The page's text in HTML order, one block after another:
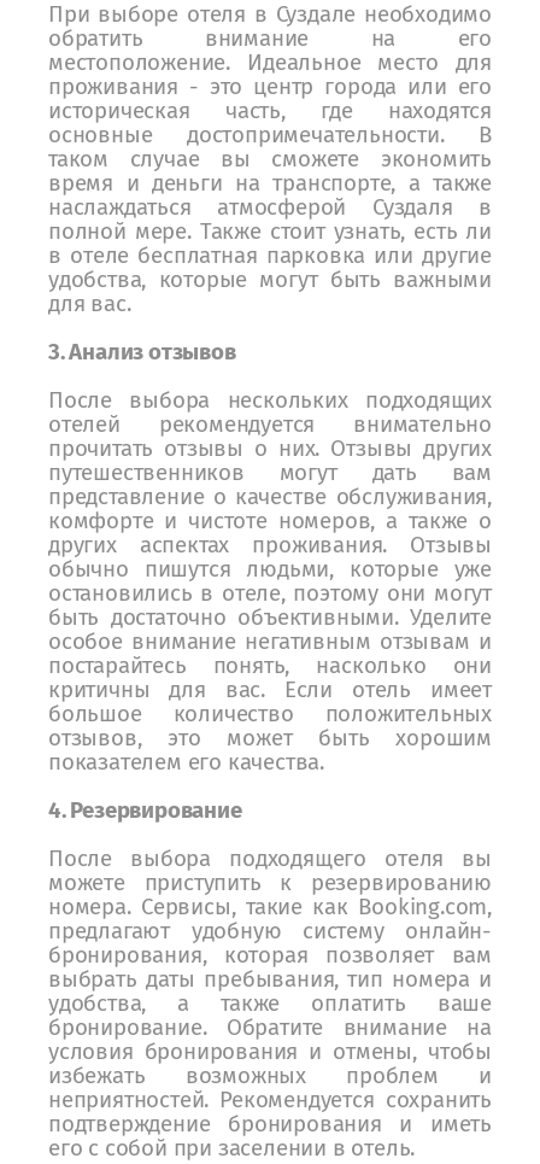
При выборе отеля в Суздале необходимо
обратить внимание на его
местоположение. Идеальное место для
проживания - это центр города или его
историческая часть, где находятся
основные достопримечательности. В
таком случае вы сможете экономить
время и деньги на транспорте, а также
наслаждаться атмосферой Суздаля в
полной мере. Также стоит узнать, есть ли
в отеле бесплатная парковка или другие
удобства, которые могут быть важными
для вас.
3. Анализ отзывов
После выбора нескольких подходящих
отелей рекомендуется внимательно
прочитать отзывы о них. Отзывы других
путешественников могут дать вам
представление о качестве обслуживания,
комфорте и чистоте номеров, а также о
других аспектах проживания. Отзывы
обычно пишутся людьми, которые уже
остановились в отеле, поэтому они могут
быть достаточно объективными. Уделите
особое внимание негативным отзывам и
постарайтесь понять, насколько они
критичны для вас. Если отель имеет
большое количество положительных
отзывов, это может быть хорошим
показателем его качества.
4. Резервирование
После выбора подходящего отеля вы
можете приступить к резервированию
номера. Сервисы, такие как Booking.com,
предлагают удобную систему онлайн-
бронирования, которая позволяет вам
выбрать даты пребывания, тип номера и
удобства, а также оплатить ваше
бронирование. Обратите внимание на
условия бронирования и отмены, чтобы
избежать возможных проблем и
неприятностей. Рекомендуется сохранить
подтверждение бронирования и иметь
его с собой при заселении в отель.